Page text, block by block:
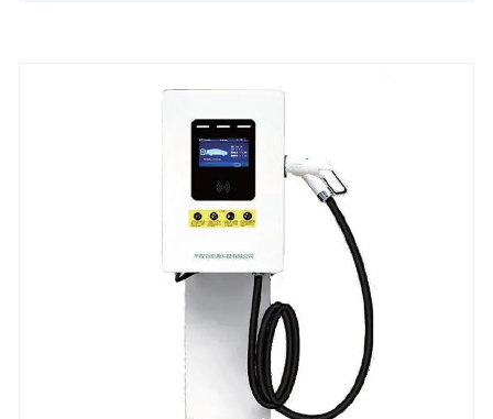
δυνατότητα πλήρους φόρτισης 3 ωρών και
παγκόσμιες πιστοποιήσεις και χρησιμοποιείται
ευρέως σε κατοικημένες περιοχές, βιομηχανικά
πάρκα και βάσεις logistics.